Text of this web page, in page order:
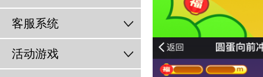
客服系统
活动游戏